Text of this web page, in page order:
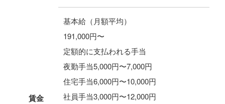
賃金
基本給（月額平均）
191,000円〜
定額的に支払われる手当
夜勤手当5,000円〜7,000円
住宅手当6,000円〜10,000円
社員手当3,000円〜12,000円